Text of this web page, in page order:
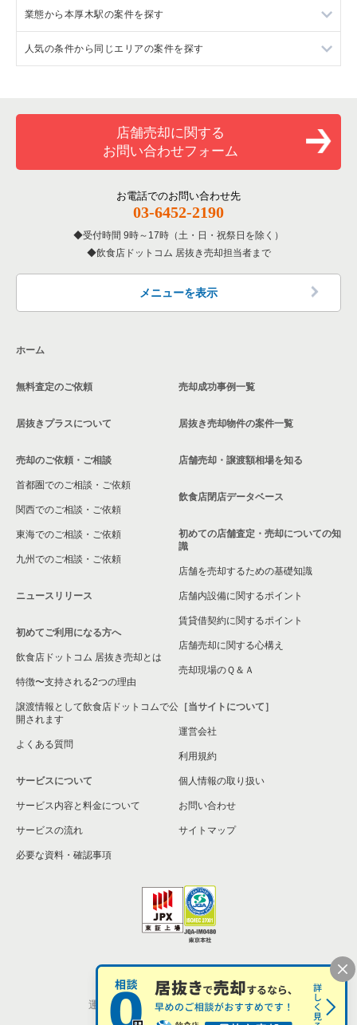
神奈川県のフランス料理の居抜き売却物件の案件一覧
神奈川県のイタリア料理の居抜き売却物件の案件一覧
神奈川県のそば・うどんの居抜き売却物件の案件一覧
神奈川県の寿司の居抜き売却物件の案件一覧
神奈川県の鉄板焼き・お好み焼の居抜き売却物件の案件一覧
神奈川県のアジア料理の居抜き売却物件の案件一覧
神奈川県のカフェの居抜き売却物件の案件一覧
神奈川県のお弁当・惣菜・デリの居抜き売却物件の案件一覧
神奈川県のカラオケ・パブ・スナックの居抜き売却物件の案件
覧
神奈川県の和食の居抜き売却物件の案件一覧
神奈川県の洋食の居抜き売却物件の案件一覧
神奈川県のその他の居抜き売却物件の案件一覧
厚木市のイタリア料理の居抜き売却物件の案件一覧
厚木市の焼肉の居抜き売却物件の案件一覧
厚木市のカフェの居抜き売却物件の案件一覧
厚木市のテイクアウトの居抜き売却物件の案件一覧
厚木市のバーの居抜き売却物件の案件一覧
業態から本厚木駅の案件を探す
本厚木駅のイタリア料理の居抜き売却物件の案件一覧
本厚木駅のアジア料理の居抜き売却物件の案件一覧
本厚木駅のカフェの居抜き売却物件の案件一覧
本厚木駅のカラオケ・パブ・スナックの居抜き売却物件の案件
本厚木駅のその他の居抜き売却物件の案件一覧
人気の条件から同じエリアの案件を探す
厚木市の1階の飲食店の居抜き売却物件の案件一覧
本厚木駅の1階の飲食店の居抜き売却物件の案件一覧
店舗売却に関する
お問い合わせフォーム
お電話でのお問い合わせ先
03-6452-2190
受付時間 9時～17時（土・日・祝祭日を除く）
飲食店ドットコム 居抜き売却担当者まで
メニューを表示
ホーム
無料査定のご依頼
居抜きプラスについて
売却のご依頼・ご相談
首都圏でのご相談・ご依頼
関西でのご相談・ご依頼
東海でのご相談・ご依頼
九州でのご相談・ご依頼
ニュースリリース
初めてご利用になる方へ
飲食店ドットコム 居抜き売却とは
特徴〜支持される2つの理由
譲渡情報として飲食店ドットコムで公
開されます
よくある質問
サービスについて
サービス内容と料金について
サービスの流れ
必要な資料・確認事項
売却成功事例一覧
居抜き売却物件の案件一覧
店舗売却・譲渡額相場を知る
飲食店閉店データベース
初めての店舗査定・売却についての知
識
店舗を売却するための基礎知識
店舗内設備に関するポイント
賃貸借契約に関するポイント
店舗売却に関する心構え
売却現場のＱ＆Ａ
［当サイトについて］
運営会社
利用規約
個人情報の取り扱い
お問い合わせ
サイトマップ
個人情報の取扱い
運営会社 株式会社シンクロ・フード